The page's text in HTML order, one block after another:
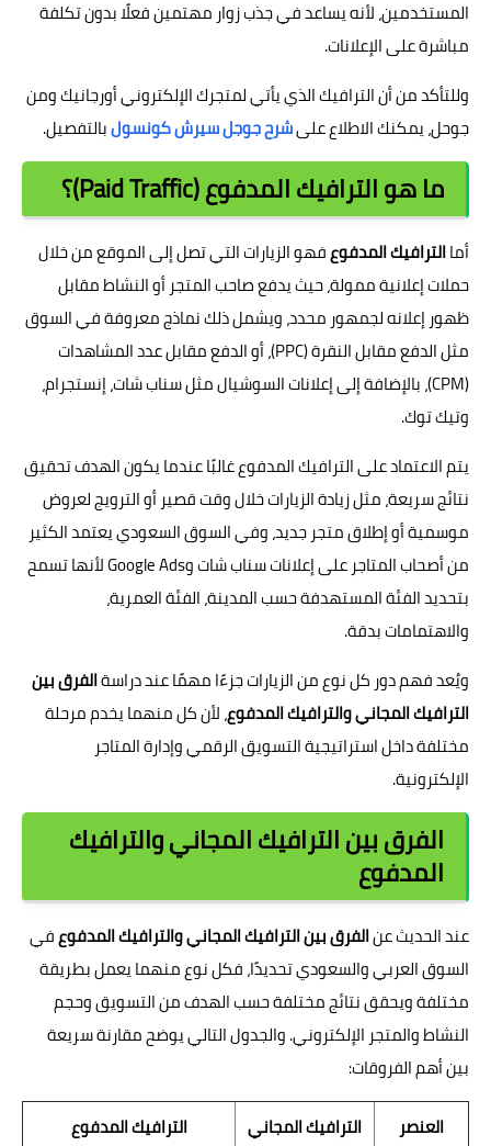
المستخدمين، لأنه يساعد في جذب زوار مهتمين فعلًا بدون تكلفة
مباشرة على الإعلانات.
وللتأكد من أن الترافيك الذي يأتي لمتجرك الإلكتروني أورجانيك ومن
جوحل، يمكنك الاطلاع علىشرح جوجل سيرش كونسولبالتفصيل.
ما هو الترافيك المدفوع (Paid Traffic)؟
أماالترافيك المدفوعفهو الزيارات التي تصل إلى الموقع من خلال
حملات إعلانية ممولة، حيث يدفع صاحب المتجر أو النشاط مقابل
ظهور إعلانه لجمهور محدد، ويشمل ذلك نماذج معروفة في السوق
مثل الدفع مقابل النقرة (PPC)، أو الدفع مقابل عدد المشاهدات
(CPM)، بالإضافة إلى إعلانات السوشيال مثل سناب شات، إنستجرام،
وتيك توك.
يتم الاعتماد على الترافيك المدفوع غالبًا عندما يكون الهدف تحقيق
نتائج سريعة، مثل زيادة الزيارات خلال وقت قصير أو الترويج لعروض
موسمية أو إطلاق متجر جديد، وفي السوق السعودي يعتمد الكثير
من أصحاب المتاجر على إعلانات سناب شات وGoogle Ads لأنها تسمح
بتحديد الفئة المستهدفة حسب المدينة، الفئة العمرية،
والاهتمامات بدقة.
ويُعد فهم دور كل نوع من الزيارات جزءًا مهمًا عند دراسةالفرق بين
الترافيك المجاني والترافيك المدفوع، لأن كل منهما يخدم مرحلة
مختلفة داخل استراتيجية التسويق الرقمي وإدارة المتاجر
الإلكترونية.
الفرق بين الترافيك المجاني والترافيك
المدفوع
عند الحديث عنالفرق بين الترافيك المجاني والترافيك المدفوعفي
السوق العربي والسعودي تحديدًا، فكل نوع منهما يعمل بطريقة
مختلفة ويحقق نتائج مختلفة حسب الهدف من التسويق وحجم
النشاط والمتجر الإلكتروني. والجدول التالي يوضح مقارنة سريعة
بين أهم الفروقات:
العنصر
الترافيك المجاني الترافيك المدفوع